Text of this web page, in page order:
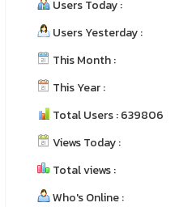
Users Today :
Users Yesterday :
This Month :
This Year :
Total Users : 639806
Views Today :
Total views :
Who's Online :